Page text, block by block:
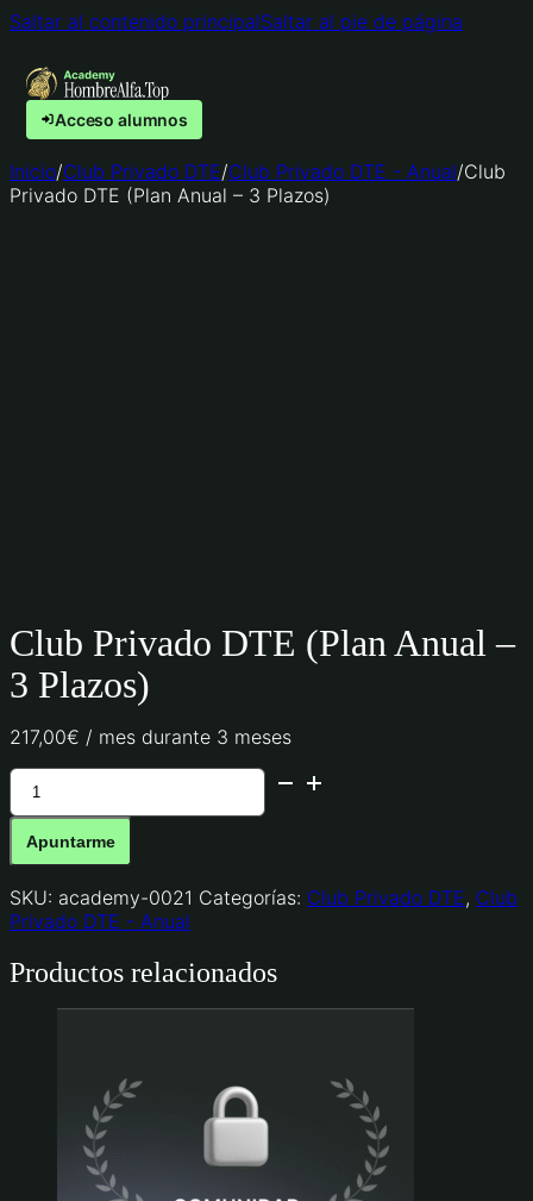
Saltar al contenido principalSaltar al pie de página
Acceso alumnos
Inicio/Club Privado DTE/Club Privado DTE - Anual/Club
Privado DTE (Plan Anual – 3 Plazos)
Club Privado DTE (Plan Anual –
3 Plazos)
217,00€ / mes durante 3 meses
Club
Privado
DTE
(Plan
-
3
cantidad
Apuntarme
SKU: academy-0021 Categorías: Club Privado DTE, Club
Privado DTE - Anual
Productos relacionados